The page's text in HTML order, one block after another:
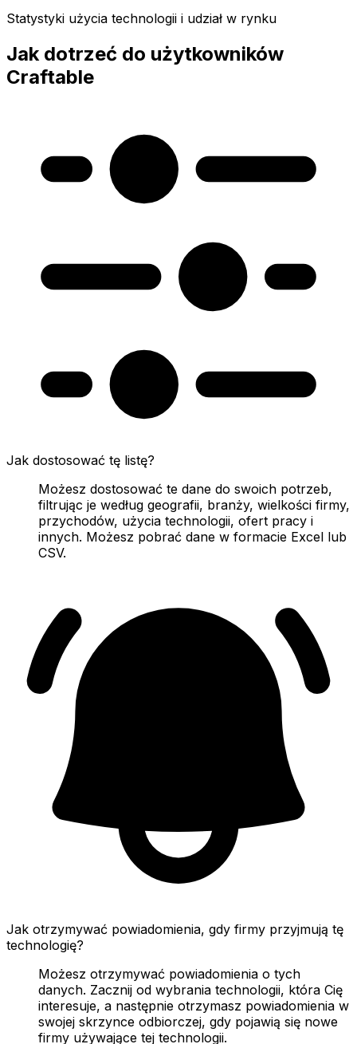
Statystyki użycia technologii i udział w rynku
Jak dotrzeć do użytkowników
Craftable
Jak dostosować tę listę?
Możesz dostosować te dane do swoich potrzeb,
filtrując je według geografii, branży, wielkości firmy,
przychodów, użycia technologii, ofert pracy i
innych. Możesz pobrać dane w formacie Excel lub
CSV.
Jak otrzymywać powiadomienia, gdy firmy przyjmują tę
technologię?
Możesz otrzymywać powiadomienia o tych
danych. Zacznij od wybrania technologii, która Cię
interesuje, a następnie otrzymasz powiadomienia w
swojej skrzynce odbiorczej, gdy pojawią się nowe
firmy używające tej technologii.